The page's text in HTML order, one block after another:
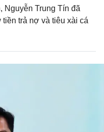
Nguyễn Trung Tín đã
tiền trả nợ và tiêu xài cá